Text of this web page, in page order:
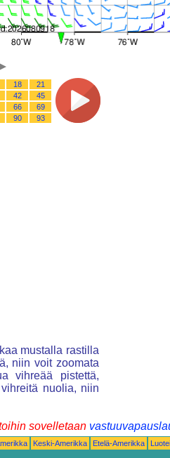
18
21
42
45
66
69
90 93
mustalla rastilla
niin voit zoomata
vihreää pistettä,
nuolia, niin
sovelletaan
Keski-Amerikka Etelä-Amerikka